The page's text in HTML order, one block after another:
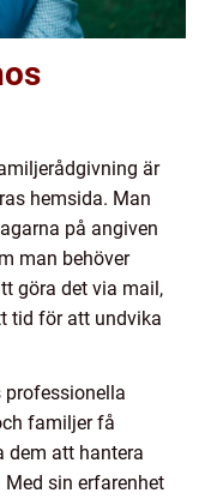
är
hemsida. Man
på angiven
man behöver
göra det via mail,
tid för att undvika
professionella
familjer få
dem att hantera
sin erfarenhet